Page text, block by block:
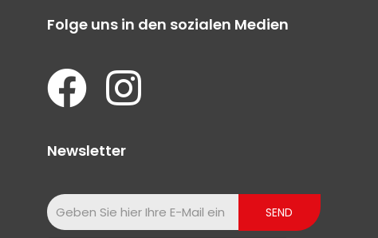
Folge uns in den sozialen Medien
Newsletter